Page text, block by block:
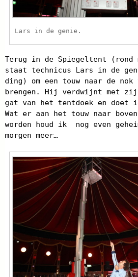
Lars in de genie.
Terug in de Spiegeltent (rond
staat technicus Lars in de
ding) om een touw naar de
brengen. Hij verdwijnt met
gat van het tentdoek en doet
Wat er aan het touw naar
worden houd ik nog even
morgen meer…